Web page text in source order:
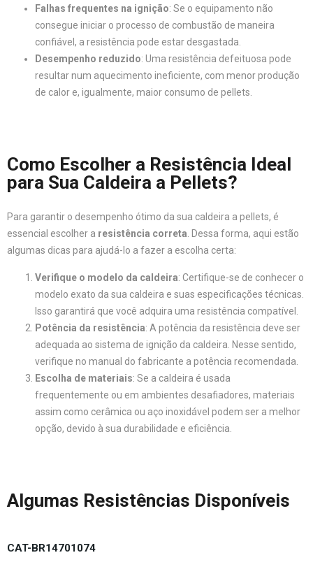
Falhas frequentes na ignição: Se o equipamento não
consegue iniciar o processo de combustão de maneira
confiável, a resistência pode estar desgastada.
Desempenho reduzido: Uma resistência defeituosa pode
resultar num aquecimento ineficiente, com menor produção
de calor e, igualmente, maior consumo de pellets.
Como Escolher a Resistência Ideal
para Sua Caldeira a Pellets?
Para garantir o desempenho ótimo da sua caldeira a pellets, é
essencial escolher a resistência correta . Dessa forma, aqui estão
algumas dicas para ajudá-lo a fazer a escolha certa:
Verifique o modelo da caldeira: Certifique-se de conhecer o
modelo exato da sua caldeira e suas especificações técnicas.
Isso garantirá que você adquira uma resistência compatível.
Potência da resistência: A potência da resistência deve ser
adequada ao sistema de ignição da caldeira. Nesse sentido,
verifique no manual do fabricante a potência recomendada.
Escolha de materiais: Se a caldeira é usada
frequentemente ou em ambientes desafiadores, materiais
assim como cerâmica ou aço inoxidável podem ser a melhor
opção, devido à sua durabilidade e eficiência.
Algumas Resistências Disponíveis
CAT-BR14701074